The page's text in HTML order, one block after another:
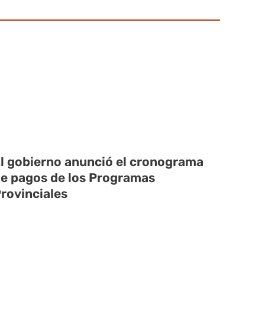
gobierno anunció el cronograma
pagos de los Programas